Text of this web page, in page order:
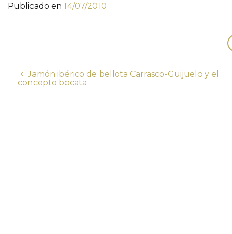
Publicado en 14/07/2010
Jamón ibérico de bellota Carrasco-Guijuelo y el
concepto bocata